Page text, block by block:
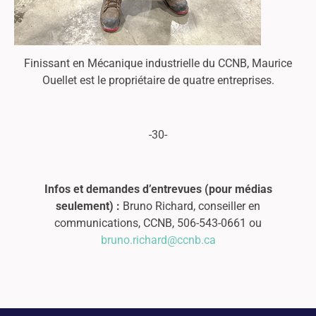
Finissant en Mécanique industrielle du CCNB, Maurice
Ouellet est le propriétaire de quatre entreprises.
-30-
Infos et demandes d’entrevues (pour médias
seulement) : Bruno Richard, conseiller en
communications, CCNB, 506-543-0661 ou
bruno.richard@ccnb.ca